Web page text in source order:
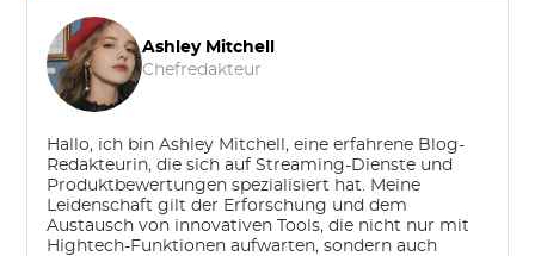
Ashley Mitchell
Chefredakteur
Hallo, ich bin Ashley Mitchell, eine erfahrene Blog-
Redakteurin, die sich auf Streaming-Dienste und
Produktbewertungen spezialisiert hat. Meine
Leidenschaft gilt der Erforschung und dem
Austausch von innovativen Tools, die nicht nur mit
Hightech-Funktionen aufwarten, sondern auch